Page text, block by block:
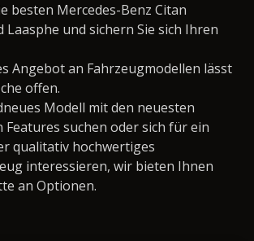
besten Mercedes-Benz Citan
Laasphe und sichern Sie sich Ihren
Angebot an Fahrzeugmodellen lässt
offen.
Modell mit den neuesten
Features suchen oder sich für ein
qualitativ hochwertiges
interessieren, wir bieten Ihnen
an Optionen.